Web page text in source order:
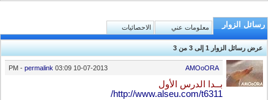
رسائل الزوار معلومات عني الاحصائيات
عرض رسائل الزوار 1 إلى 3من3
10-07-2013
03:09 PM
-permalink AMOoORA
بــدا الدرس الأول
http://www.alseu.com/t6311/